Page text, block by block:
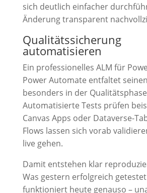
sich deutlich einfacher
Änderung transparent
Qualitätssicherung
automatisieren
Ein professionelles ALM für
Power Automate entfaltet
besonders in der
Automatisierte Tests prüfen
Canvas Apps oder Dataverse-
Flows lassen sich vorab
live gehen.
Damit entstehen klar
Was gestern erfolgreich
funktioniert heute genauso –